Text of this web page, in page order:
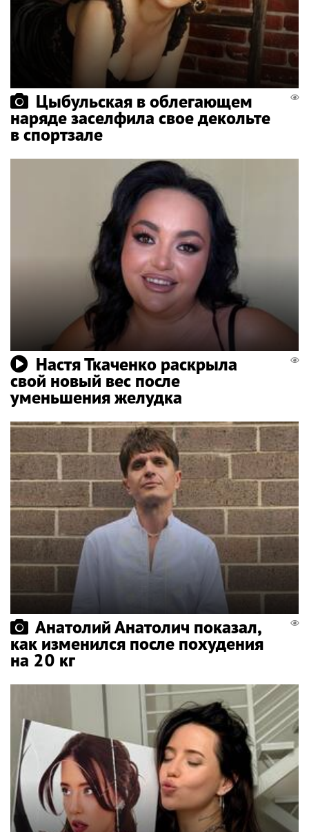
Цыбульская в облегающем
наряде заселфила свое декольте
в спортзале
Настя Ткаченко раскрыла
свой новый вес после
уменьшения желудка
Анатолий Анатолич показал,
как изменился после похудения
на 20 кг